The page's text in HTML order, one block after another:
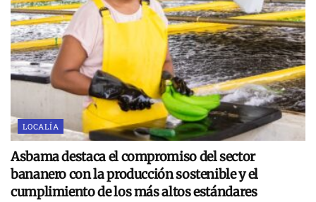
LOCALÍA
Asbama destaca el compromiso del sector
bananero con la producción sostenible y el
cumplimiento de los más altos estándares